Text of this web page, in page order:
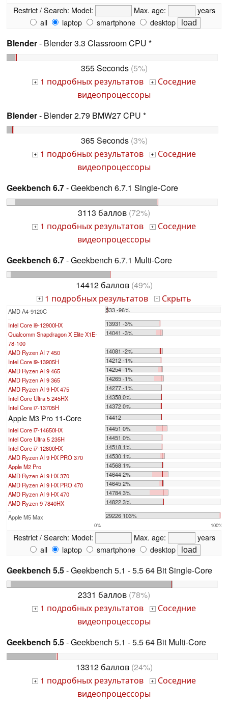
Restrict / Search: Model: Max. age:
years
all
laptop smartphone desktop
Blender- Blender 3.3 Classroom CPU *
355 Seconds(5%)
+ 1 подробных результатов + Соседние
видеопроцессоры
Blender- Blender 2.79 BMW27 CPU *
365 Seconds(3%)
+ 1 подробных результатов + Соседние
видеопроцессоры
Geekbench 6.7- Geekbench 6.7.1 Single-Core
3113 баллов (72%)
+ 1 подробных результатов + Соседние
видеопроцессоры
Geekbench 6.7- Geekbench 6.7.1 Multi-Core
14412 баллов(49%)
+ 1 подробных результатов - Скрыть
AMD A4-9120C 533 -96%
Intel Core i9-12900HX
13931 -3%
Qualcomm Snapdragon X Elite X1E-
78-100
14041 -3%
AMD Ryzen AI 7 450
14081 -2%
Intel Core i9-13905H
14212 -1%
AMD Ryzen AI 9 465
14254 -1%
AMD Ryzen AI 9 365
14265 -1%
AMD Ryzen AI 9 HX 475
14277 -1%
Intel Core Ultra 5 245HX
14358 0%
Intel Core i7-13705H
14372 0%
Apple M3 Pro 11-Core
14412
Intel Core i7-14650HX
14451 0%
Intel Core Ultra 5 235H
14451 0%
Intel Core i7-12800HX
14518 1%
AMD Ryzen AI 9 HX PRO 370
14530 1%
Apple M2 Pro
14568 1%
AMD Ryzen AI 9 HX 370
14644 2%
AMD Ryzen AI 9 HX PRO 470
14645 2%
AMD Ryzen AI 9 HX 470
14784 3%
AMD Ryzen 9 7840HX
14822 3%
Apple M5 Max 29226 103%
0% 100%
Restrict / Search: Model: Max. age:
years
all
laptop smartphone desktop
Geekbench 5.5- Geekbench 5.1 - 5.5 64 Bit Single-Core
2331 баллов (78%)
+ 1 подробных результатов + Соседние
видеопроцессоры
Geekbench 5.5- Geekbench 5.1 - 5.5 64 Bit Multi-Core
13312 баллов(24%)
+ 1 подробных результатов + Соседние
видеопроцессоры